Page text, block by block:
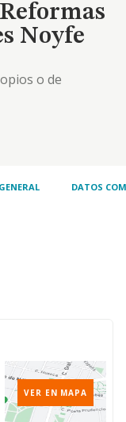
Noyfe
o de
y
DATOS
VER EN MAPA